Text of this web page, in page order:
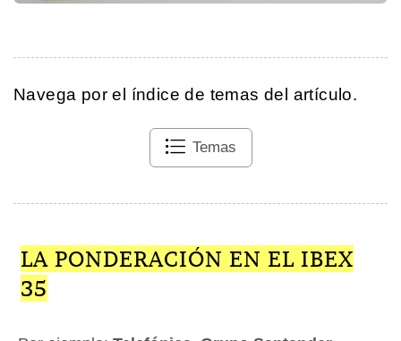
Navega por el índice de temas del artículo.
Temas
LA PONDERACIÓN EN EL IBEX
35